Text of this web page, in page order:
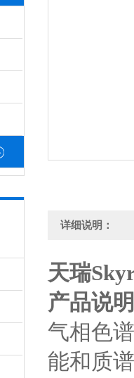
详细说明：
天瑞
产品说
气相色
能和质谱